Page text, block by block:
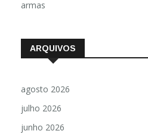
armas
ARQUIVOS
agosto 2026
julho 2026
junho 2026